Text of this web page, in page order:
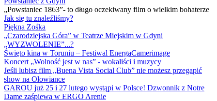
„Powstaniec 1863”- to długo oczekiwany film o wielkim bohaterze
Jak się tu znaleźliśmy?
Piękna Zośka
„Czarodziejska Góra” w Teatrze Miejskim w Gdyni
„WYZWOLENIE”...?
Święto kina w Toruniu – Festiwal EnergaCamerimage
Koncert „Wolność jest w nas” - wokaliści i muzycy
Jeśli lubisz film „Buena Vista Social Club” nie możesz przegapić
show na Ołowiance
GAROU już 25 i 27 lutego wystąpi w Polsce! Dzwonnik z Notre
Dame zaśpiewa w ERGO Arenie